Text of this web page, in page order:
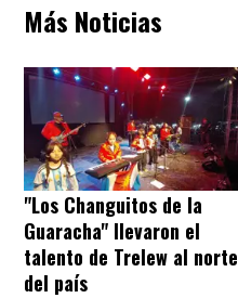
Más Noticias
"Los Changuitos de la
Guaracha" llevaron el
talento de Trelew al norte
del país